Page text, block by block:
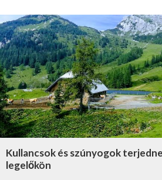
Kullancsok és szúnyogok
legelőkön